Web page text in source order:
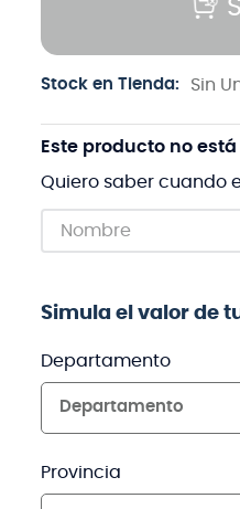
Stock en Tienda: Sin
Este producto no
Quiero saber cuando
Simula el valor de
Departamento
Departamento
Provincia